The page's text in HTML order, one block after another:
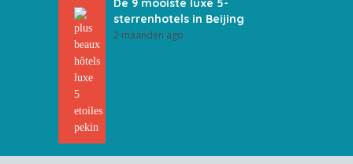
De 9 mooiste luxe 5-
sterrenhotels in Beijing
2 maanden ago